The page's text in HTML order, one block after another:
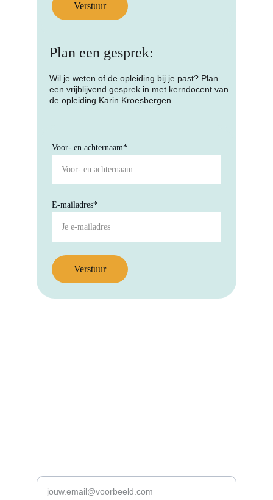
Verstuur
Plan een gesprek:
Wil je weten of de opleiding bij je past? Plan
een vrijblijvend gesprek in met kerndocent van
de opleiding Karin Kroesbergen.
Voor- en achternaam*
E-mailadres*
Verstuur